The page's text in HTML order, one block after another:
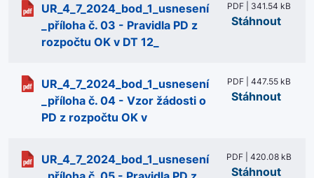
UR_4_7_2024_bod_1_usnesení
_příloha č. 03 - Pravidla PD z
rozpočtu OK v DT 12_
PDF | 341.54 kB
Stáhnout
UR_4_7_2024_bod_1_usnesení
_příloha č. 04 - Vzor žádosti o
PD z rozpočtu OK v
PDF | 447.55 kB
Stáhnout
UR_4_7_2024_bod_1_usnesení
PDF | 420.08 kB
Stáhnout